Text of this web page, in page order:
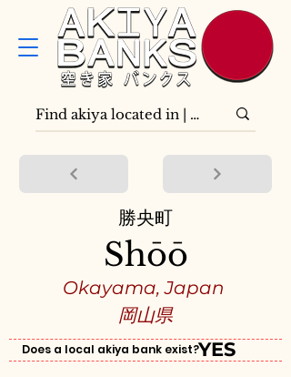
勝央町
Okayama, Japan
Shōō
Does a local akiya bank exist?
岡山県
YES